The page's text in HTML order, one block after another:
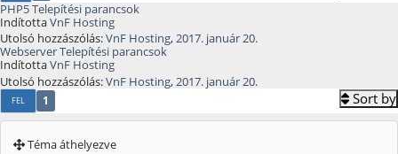
PHP5 Telepítési parancsok
IndítottaVnF Hosting
Utolsó hozzászólás:VnF Hosting,2017. január 20.
Webserver Telepítési parancsok
IndítottaVnF Hosting
Utolsó hozzászólás:VnF Hosting,2017. január 20.
FEL 1 Sort by
Téma áthelyezve